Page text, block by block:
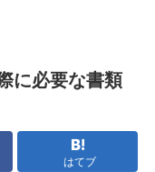
に必要な書類
はてブ